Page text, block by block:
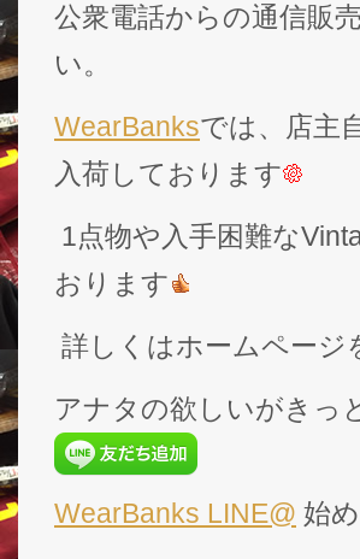
公衆電話からの通信販
い。
WearBanksでは、店主
入荷しております
1点物や入手困難な
おります
詳しくはホームページ
アナタの欲しいがきっ
WearBanks LINE@ 始